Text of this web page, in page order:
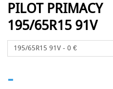
PILOT PRIMACY
195/65R15 91V
-